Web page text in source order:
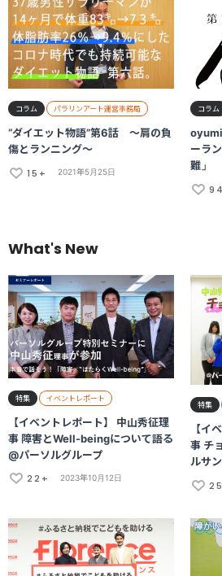
コラム パラリンアート運営事務局
“ダイエット物語”第6話 ～肩の負
傷とランニング～
15+
2021年5月25日
コラム
oyumi
ーラ
難」
What's New
特集 イベントレポート
【イベントレポート】 中山秀征理
事 障害とWell-beingについて語る
@パーソルグループ
22+
2023年10月12日
特集
【イ
事 チ
ルサ